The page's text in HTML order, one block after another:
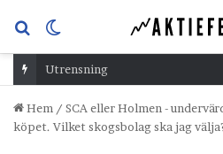
Sök
efterskin
Utrensning
Hem / SCA eller Holmen -
köpet. Vilket skogsbolag ska jag